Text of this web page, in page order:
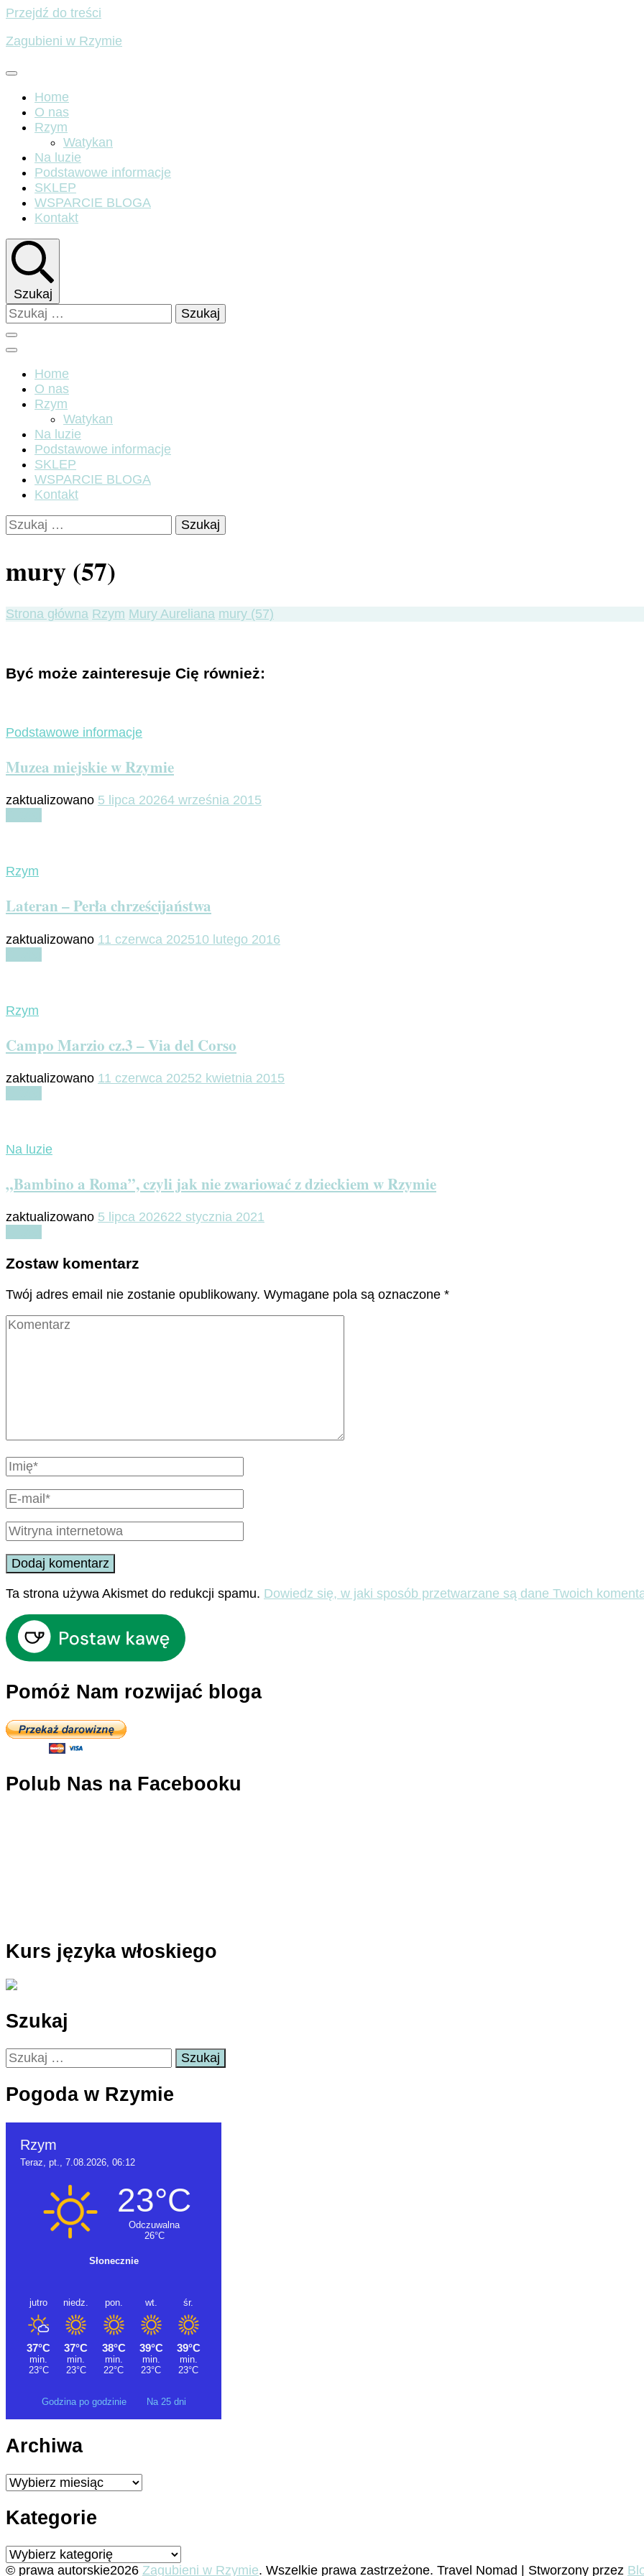
Przejdź do treści
Zagubieni w Rzymie
Home
O nas
Rzym
Watykan
Na luzie
Podstawowe informacje
SKLEP
WSPARCIE BLOGA
Kontakt
Szukaj
Szukaj:
Home
O nas
Rzym
Watykan
Na luzie
Podstawowe informacje
SKLEP
WSPARCIE BLOGA
Kontakt
Szukaj:
mury (57)
Strona główna Rzym Mury Aureliana mury (57)
Być może zainteresuje Cię również:
Podstawowe informacje
Muzea miejskie w Rzymie
zaktualizowano 5 lipca 20264 września 2015
Rzym
Lateran – Perła chrześcijaństwa
zaktualizowano 11 czerwca 202510 lutego 2016
Rzym
Campo Marzio cz.3 – Via del Corso
zaktualizowano 11 czerwca 20252 kwietnia 2015
Na luzie
„Bambino a Roma”, czyli jak nie zwariować z dzieckiem w Rzymie
zaktualizowano 5 lipca 202622 stycznia 2021
Zostaw komentarz
Twój adres email nie zostanie opublikowany. Wymagane pola są oznaczone *
Ta strona używa Akismet do redukcji spamu. Dowiedz się, w jaki sposób przetwarzane są dane Twoich
Pomóż Nam rozwijać bloga
Polub Nas na Facebooku
Kurs języka włoskiego
Szukaj
Szukaj:
Pogoda w Rzymie
Godzina po godzinie Na 25 dni
Archiwa
Archiwa
Kategorie
Kategorie
© prawa autorskie2026 Zagubieni w Rzymie. Wszelkie prawa zastrzeżone. Travel Nomad | Stworzony przez